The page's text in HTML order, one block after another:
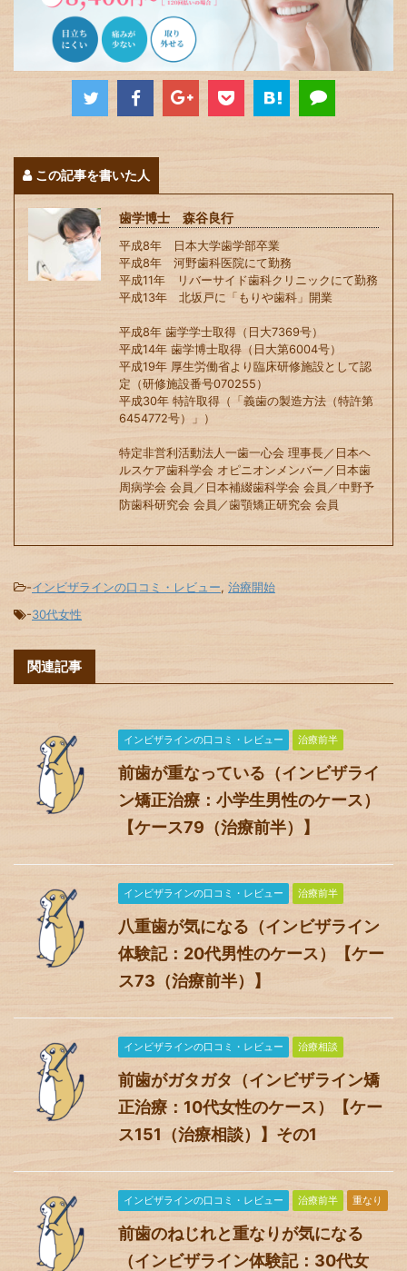
この記事を書いた人
歯学博士 森谷良行
平成8年 日本大学歯学部卒業
平成8年 河野歯科医院にて勤務
平成11年 リバーサイド歯科クリニックにて勤務
平成13年 北坂戸に「もりや歯科」開業
平成8年 歯学学士取得（日大7369号）
平成14年 歯学博士取得（日大第6004号）
平成19年 厚生労働省より臨床研修施設として認
定（研修施設番号070255）
平成30年 特許取得（「義歯の製造方法（特許第
6454772号）」）
特定非営利活動法人一歯一心会 理事長／日本ヘ
ルスケア歯科学会 オピニオンメンバー／日本歯
周病学会 会員／日本補綴歯科学会 会員／中野予
防歯科研究会 会員／歯顎矯正研究会 会員
-インビザラインの口コミ・レビュー, 治療開始
-30代女性
関連記事
インビザラインの口コミ・レビュー 治療前半
前歯が重なっている（インビザライ
ン矯正治療：小学生男性のケース）
【ケース79（治療前半）】
インビザラインの口コミ・レビュー 治療前半
八重歯が気になる（インビザライン
体験記：20代男性のケース）【ケー
ス73（治療前半）】
インビザラインの口コミ・レビュー 治療相談
前歯がガタガタ（インビザライン矯
正治療：10代女性のケース）【ケー
ス151（治療相談）】その1
インビザラインの口コミ・レビュー 治療前半 重なり
前歯のねじれと重なりが気になる
（インビザライン体験記：30代女